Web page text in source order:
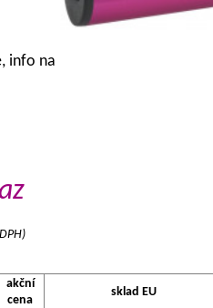
info na
akční
cena
sklad EU